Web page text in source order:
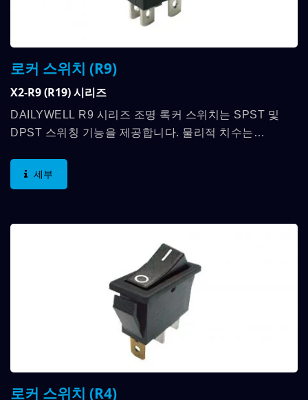
로커 스위치 (R9)
X2-R9 (R19) 시리즈
DAILYWELL R9 시리즈 조명 록커 스위치는 SPST 및
DPST 스위칭 기능을 제공합니다. 물리적 치수는
125VAC이며, 저장 온도...
세부
로커 스위치 (R4)